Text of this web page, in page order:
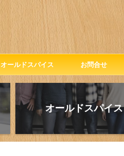
オールドスパイス お問合せ
オールドスパイス